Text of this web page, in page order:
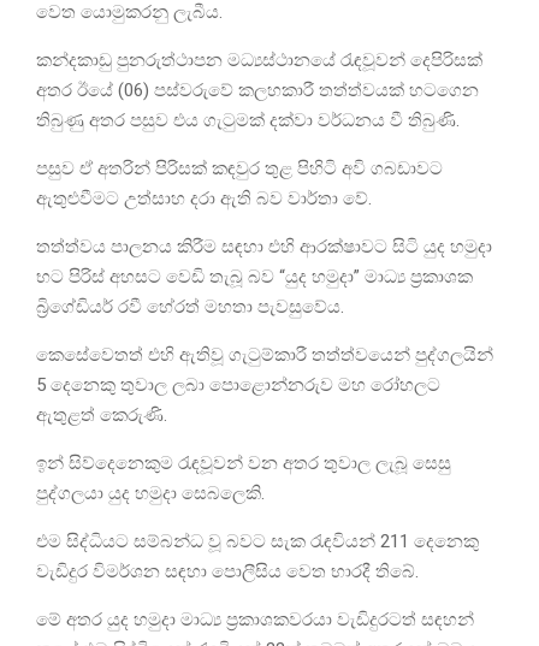
වෙත යොමුකරනු ලැබීය.
කන්දකාඩු පුනරුත්ථාපන මධ්‍යස්ථානයේ රැඳවූවන් දෙපිරිසක්
අතර ඊයේ (06) පස්වරුවේ කලහකාරී තත්ත්වයක් හටගෙන
තිබුණු අතර පසුව එය ගැටුමක් දක්වා වර්ධනය වී තිබුණි.
පසුව ඒ අතරින් පිරිසක් කඳවුර තුළ පිහිටි අවි ගබඩාවට
ඇතුළුවීමට උත්සාහ දරා ඇති බව වාර්තා වේ.
තත්ත්වය පාලනය කිරීම සඳහා එහි ආරක්ෂාවට සිටි යුද හමුදා
භට පිරිස් අහසට වෙඩි තැබූ බව “යුද හමුදා” මාධ්‍ය ප්‍රකාශක
බ්‍රිගේඩියර් රවී හේරත් මහතා පැවසුවේය.
කෙසේවෙතත් එහි ඇතිවූ ගැටුම්කාරී තත්ත්වයෙන් පුද්ගලයින්
5 දෙනෙකු තුවාල ලබා පොළොන්නරුව මහ රෝහලට
ඇතුළත් කෙරුණි.
ඉන් සිව්දෙනෙකුම රැඳවූවන් වන අතර තුවාල ලැබූ සෙසු
පුද්ගලයා යුද හමුදා සෙබලෙකි.
එම සිද්ධියට සම්බන්ධ වූ බවට සැක රැඳවියන් 211 දෙනෙකු
වැඩිදුර විමර්ශන සඳහා පොලීසිය වෙත භාරදී තිබේ.
මේ අතර යුද හමුදා මාධ්‍ය ප්‍රකාශකවරයා වැඩිදුරටත් සඳහන්